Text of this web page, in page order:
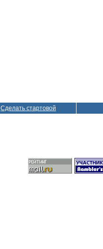
Сделать стартовой